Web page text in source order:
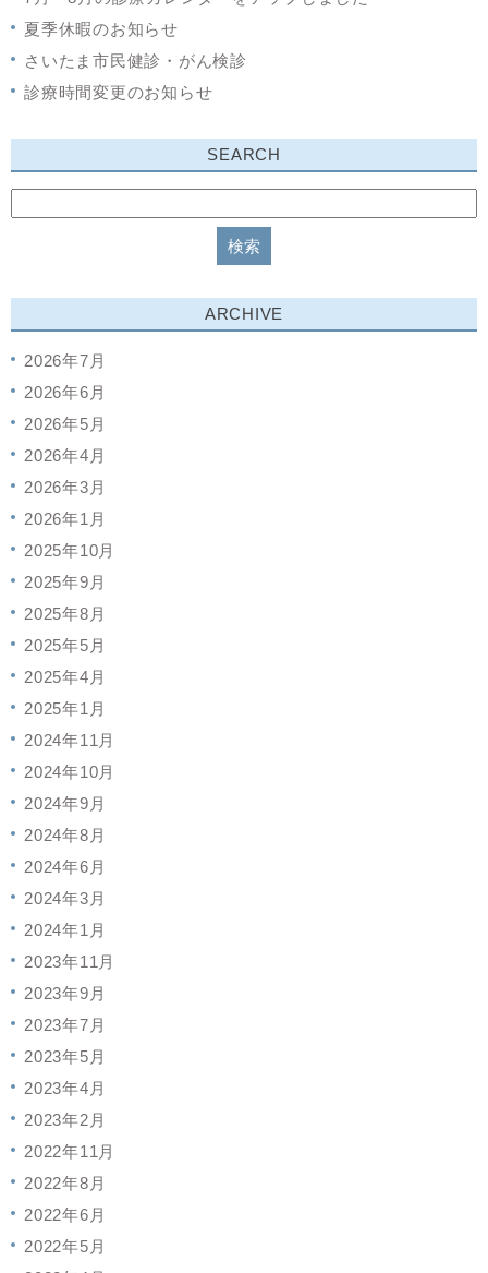
夏季休暇のお知らせ
さいたま市民健診・がん検診
診療時間変更のお知らせ
SEARCH
ARCHIVE
2026年7月
2026年6月
2026年5月
2026年4月
2026年3月
2026年1月
2025年10月
2025年9月
2025年8月
2025年5月
2025年4月
2025年1月
2024年11月
2024年10月
2024年9月
2024年8月
2024年6月
2024年3月
2024年1月
2023年11月
2023年9月
2023年7月
2023年5月
2023年4月
2023年2月
2022年11月
2022年8月
2022年6月
2022年5月